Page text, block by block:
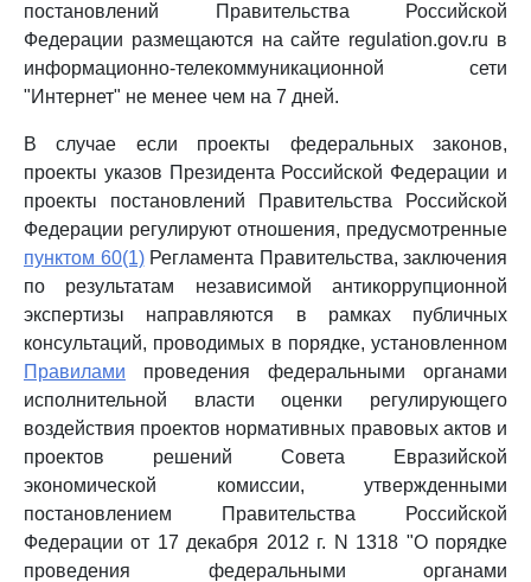
постановлений Правительства Российской
Федерации размещаются на сайте regulation.gov.ru в
информационно-телекоммуникационной сети
"Интернет" не менее чем на 7 дней.
В случае если проекты федеральных законов,
проекты указов Президента Российской Федерации и
проекты постановлений Правительства Российской
Федерации регулируют отношения, предусмотренные
пунктом 60(1)Регламента Правительства, заключения
по результатам независимой антикоррупционной
экспертизы направляются в рамках публичных
консультаций, проводимых в порядке, установленном
Правилами проведения федеральными органами
исполнительной власти оценки регулирующего
воздействия проектов нормативных правовых актов и
проектов решений Совета Евразийской
экономической комиссии, утвержденными
постановлением Правительства Российской
Федерации от 17 декабря 2012 г. N 1318 "О порядке
проведения федеральными органами